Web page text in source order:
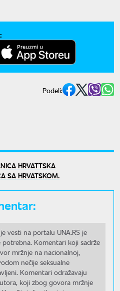
Podeli:
HRVATTSKA
SA HRVATSKOM.
vesti na portalu UNA.RS je
Komentari koji sadrže
mržnje na nacionalnoj,
nečije seksualne
Komentari odražavaju
koji zbog govora mržnje